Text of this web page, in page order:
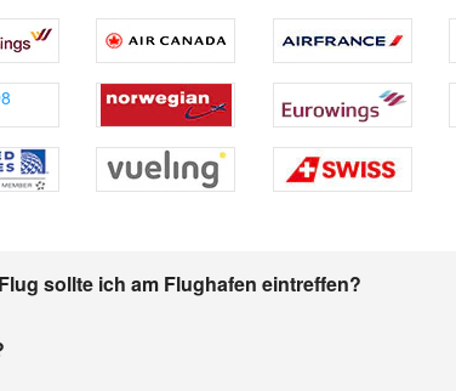
sollte ich am Flughafen eintreffen?